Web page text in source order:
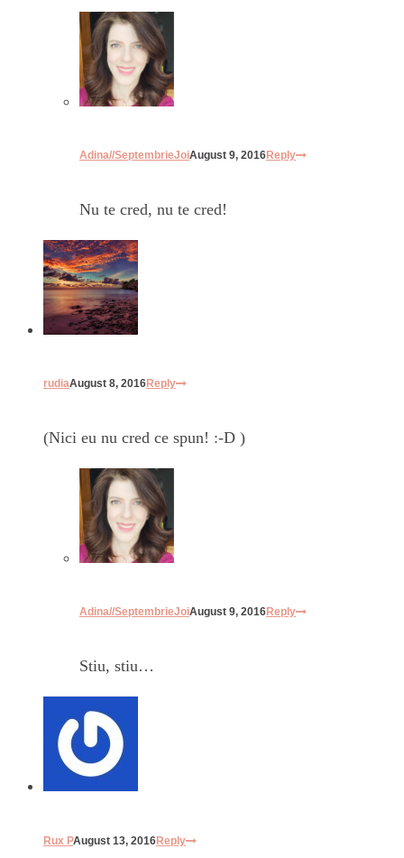
Adina//SeptembrieJoiAugust 9, 2016Reply
Nu te cred, nu te cred!
rudiaAugust 8, 2016Reply
(Nici eu nu cred ce spun! :-D )
Adina//SeptembrieJoiAugust 9, 2016Reply
Stiu, stiu…
Rux PAugust 13, 2016Reply